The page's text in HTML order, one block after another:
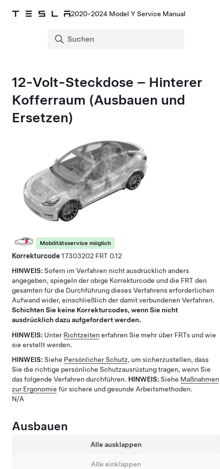
2020-2024 Model Y Service Manual
12-Volt-Steckdose – Hinterer
Kofferraum (Ausbauen und
Ersetzen)
Mobilitätsservice möglich
Korrekturcode17303202
0.12
HINWEIS: Sofern im Verfahren nicht ausdrücklich anders
angegeben, spiegeln der obige Korrekturcode und die FRT den
gesamten für die Durchführung dieses Verfahrens erforderlichen
Aufwand wider, einschließlich der damit verbundenen Verfahren.
Schichten Sie keine Korrekturcodes, wenn Sie nicht
ausdrücklich dazu aufgefordert werden.
HINWEIS: Unter Richtzeiten erfahren Sie mehr über FRTs und wie
sie erstellt werden.
HINWEIS: Siehe Persönlicher Schutz, um sicherzustellen, dass
Sie die richtige persönliche Schutzausrüstung tragen, wenn Sie
das folgende Verfahren durchführen. HINWEIS: Siehe Maßnahmen
zur Ergonomie für sichere und gesunde Arbeitsmethoden.
N/A
Ausbauen
Alle ausklappen
Alle einklappen